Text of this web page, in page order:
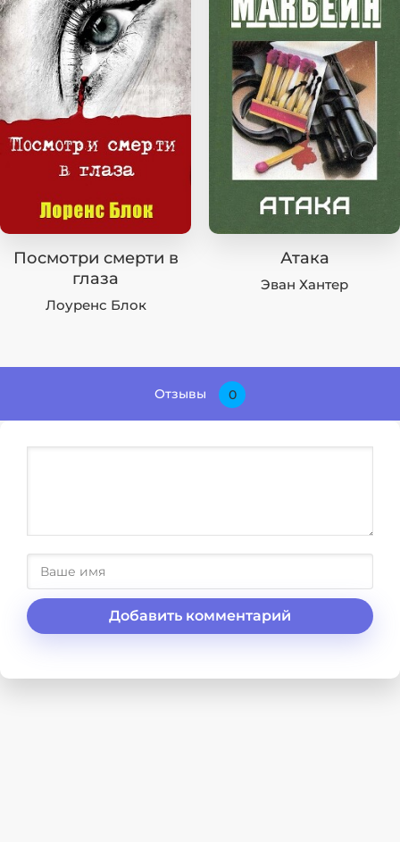
Посмотри смерти в
глаза
Лоуренс Блок
Атака
Эван Хантер
Отзывы 0
Добавить комментарий